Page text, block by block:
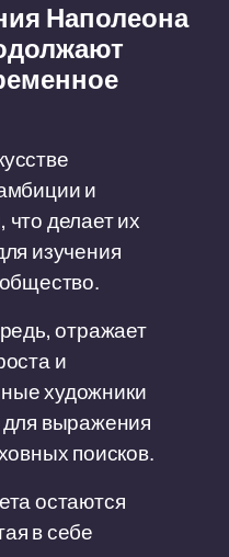
Наполеона
и
делает их
изучения
отражает
и
художники
для выражения
поисков.
остаются
в себе